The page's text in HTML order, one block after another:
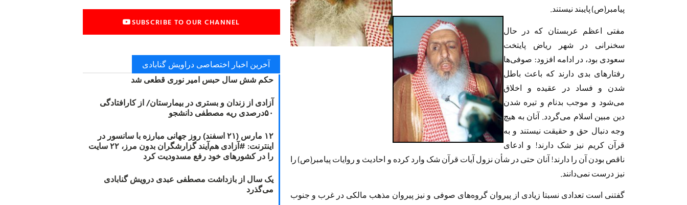
پیامبر(ص) پایبند نیستند.
مفتی اعظم عربستان که در حال
سخنرانی در شهر ریاض پایتخت
سعودی بود، در ادامه افزود: صوفی‌ها
رفتارهای بدی دارند که باعث باطل
شدن و فساد در عقیده و اخلاق
می‌شود و موجب بدنام و تیره شدن
دین مبین اسلام می‌گردد. آنان به هیچ
وجه دنبال حق و حقیقت نیستند و به
قرآن کریم نیز شک دارند! و ادعای
ناقص بودن آن را دارند! آنان حتی در شأن نزول آیات قرآن شک وارد کرده و احادیث و روایات پیامبر(ص) را
نیز درست نمی‌دانند.
گفتنی است تعدادی نسبتا زیادی از پیروان گروه‌های صوفی و نیز پیروان مذهب مالکی در غرب و جنوب
SUBSCRIBE TO OUR CHANNEL
آخرین اخبار اختصاصی دراویش گنابادی
حکم شش سال حبس امیر نوری قطعی شد
آزادی از زندان و بستری در بیمارستان/ از کارافتادگی
۵۰درصدی ریه مصطفی دانشجو
۱۲ مارس (۲۱ اسفند) روز جهانی مبارزه با سانسور در
اینترنت: #آزادی هم‌آیند گزارشگران‌ بدون مرز، ۲۲ سایت
را در کشورهای خود رفع مسدودیت کرد
یک سال از بازداشت مصطفی عبدی درویش گنابادی
می‌گذرد